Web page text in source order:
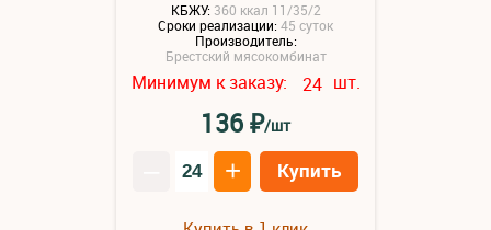
КБЖУ: 360 ккал 11/35/2
Сроки реализации:45 суток
Производитель:
Брестский мясокомбинат
Минимум к заказу: 24 шт.
136₽/шт
+ Купить